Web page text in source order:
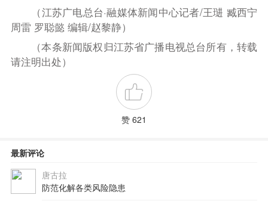
（江苏广电总台·融媒体新闻中心记者/王琎 臧西宁
周雷 罗聪懿 编辑/赵黎静）
（本条新闻版权归江苏省广播电视总台所有，转载
请注明出处）
赞 621
最新评论
唐古拉
防范化解各类风险隐患